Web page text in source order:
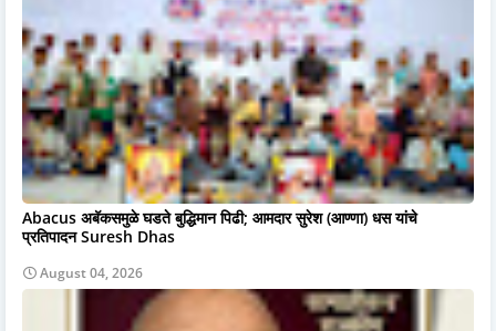
Abacus अबॅकसमुळे घडते बुद्धिमान पिढी; आमदार सुरेश (आण्णा) धस यांचे
प्रतिपादन Suresh Dhas
August 04, 2026